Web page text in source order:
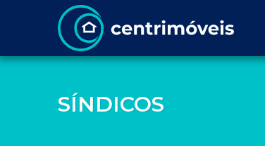
SÍNDICOS